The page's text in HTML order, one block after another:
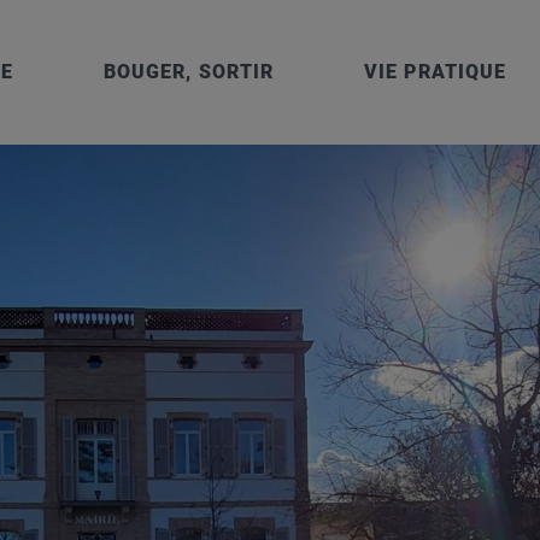
et 5 rue Cayssials – 31150 GRATENTOUR –
BOUGER, SORTIR VIE PRATIQUE